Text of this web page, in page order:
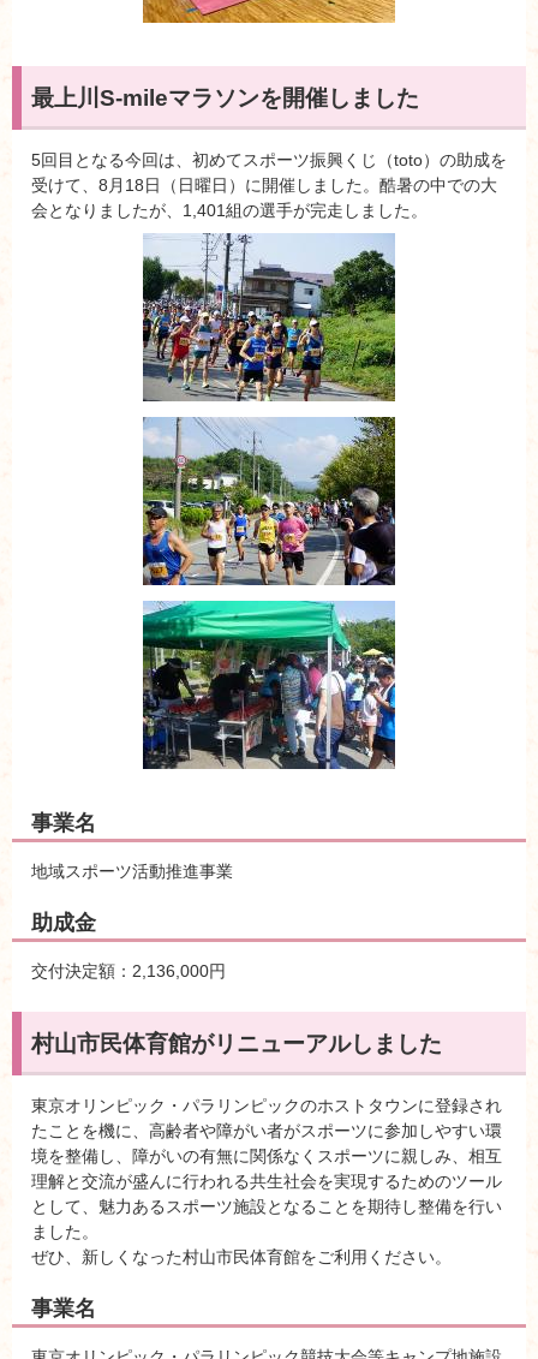
最上川S-mileマラソンを開催しました
5回目となる今回は、初めてスポーツ振興くじ（toto）の助成を
受けて、8月18日（日曜日）に開催しました。酷暑の中での大
会となりましたが、1,401組の選手が完走しました。
事業名
地域スポーツ活動推進事業
助成金
交付決定額：2,136,000円
村山市民体育館がリニューアルしました
東京オリンピック・パラリンピックのホストタウンに登録され
たことを機に、高齢者や障がい者がスポーツに参加しやすい環
境を整備し、障がいの有無に関係なくスポーツに親しみ、相互
理解と交流が盛んに行われる共生社会を実現するためのツール
として、魅力あるスポーツ施設となることを期待し整備を行い
ました。
ぜひ、新しくなった村山市民体育館をご利用ください。
事業名